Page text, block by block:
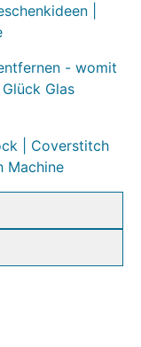
|
- womit
Glas
| Coverstitch
Machine